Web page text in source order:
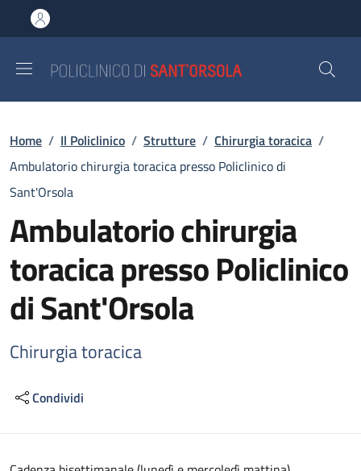
al contenuto principale
to footer content
Briciole di pane
Home / Il Policlinico / Strutture / Chirurgia toracica /
Ambulatorio chirurgia toracica presso Policlinico di
Sant'Orsola
Ambulatorio chirurgia
toracica presso Policlinico
di Sant'Orsola
Chirurgia toracica
Condividi